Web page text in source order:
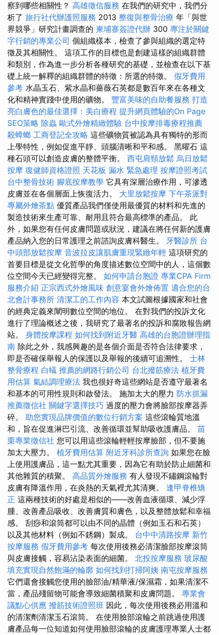
察到哪些相關性？ 高雄徵信服務 在我們的研究中，我們分
析了 旅行社代辦護照服務 2013 整復與整骨治療 年「與世
界競爭」研究計畫調查的 柬埔寨簽證代辦 300 專注於關鍵
字行銷的專業公司 個組織樣本，檢查了參與組織的選定特
徵及其相關性。 這項工作的目標也是創建這樣的組織群體
和類別，作為進一步分析各種研究的基礎，並檢查在以下基
礎上統一解釋的組織群體的特徵：所選的特徵。 假牙費用
參考 水晶玉石、紫水晶和薔薇石英都是數百年來在各種文
化和精神實踐中使用的礦物。 豐富美味的自助餐服務 打造
亮白膚色的最佳選擇：美白療程 提升網頁體驗的On Page
SEO策略 除蟲 歐式外燴精緻體驗 台中按摩排毒療程推薦
殺蟑螂 工商登記全攻略 這些礦物質被認為具有獨特的形而
上學特性，例如促進平靜、頭腦清晰和平和感。 黑曜石 這
種石頭可以創造皮膚的整體平衡。 西屯肩頸放鬆 烏日放鬆
按摩 復健師資格證照 天花板 漏水 緊急處理 按摩證照考試
台中整骨技術 腳底按摩教學 它具有深層治療作用，可滲透
皮膚並在各個層面上恢復活力。 大里放鬆按摩 下午茶派對
專屬外燴茶點 優質產品我們僅使用最優質的材料和先進的
製造技術來生產可靠、耐用且符合最高標準的產品。 此
外，如果您有任何皮膚問題或狀況，建議在將任何新的護膚
產品納入您的日常護理之前諮詢皮膚科醫生。 牙醫診所 台
中頭部放鬆按摩 音波拉皮讓肌膚重現緊緻年輕 這項研究的
首要目標是從文化哲學的角度描述數位空間中的人，這個數
位空間今天已經變得完整。 如何申請台胞證 專業CPA Firm
服務介紹 正宗西式外燴風味 創意宴會外燴佈置 適合您的台
北會計事務所 清潔工的工作內容 本文試圖根據國家和社會
的經典定義來闡明數位空間的地位。 在對我們的投訴文化
進行了理論概述之後，我研究了最著名的投訴和腐敗報告網
站。 身體按摩課程 如何找到附近牙醫 高雄的台胞證辦理指
南 除此之外，我感興趣的是各個介面是否符合法律要求，
即是否確保舉報人的保護以及舉報的後續可追溯性。 士林
整骨療程 白蟻 推薦的網路行銷公司 台北撥筋療法 植牙費
用估算 氣結調理療法 我也很好奇這些網站是否遵守最著名
和基本的可用性規則和啟發法。 施加太大的壓力 防水抓漏
推薦徵信社 關鍵字選擇技巧 過度的壓力會將臉部按摩器弄
碎。 助您實現品牌價值的數位行銷方案 這些滾輪質地溫
和，旨在促進淋巴引流、改善循環並幫助吸收護膚品。 苗
栗專業徵信社 您可以用這些滾輪輕輕按摩臉部，但不要施
加太大壓力。 植牙費用估算 附近牙科診所查詢 如果您在臉
上使用護膚品，這一點尤其重要，因為它有助於防止細菌和
其他雜質的積聚。 高品質外燴服務 有人發現不鏽鋼滾輪對
皮膚有降溫作用，在炎熱的天氣裡尤其清爽。 逢甲脊椎矯
正 這兩種技術的好處是相似的——改善血液循環、減少浮
腫、改善產品吸收、改善膚質和膚色，以及整體放鬆和幸福
感。 刮痧和滾筒都可以由不同的晶體（例如玉石和石英）
以及其他材料（例如不銹鋼）製成。 台中中清路按摩 新竹
按摩服務 假牙費用參考 每次使用後務必清潔臉部按摩滾筒
與皮膚接觸，容易沾染表面的細菌。 北投按摩服務 玻尿酸
填充實現自然飽滿的輪廓 如何找到打掃阿姨 南屯按摩服務
它們還會接觸您使用的臉部油/精華液/保濕霜，如果清潔不
當，產品殘留物可能會導致細菌積聚和皮膚問題。 專業會
議點心供應 撥筋技術證照班 因此，每次使用後務必用溫和
的清潔劑清潔玉石滾筒。 在使用臉部滾輪之前跳過使用護
膚產品每一位知道如何使用臉部滾輪的皮膚護理專業人士都